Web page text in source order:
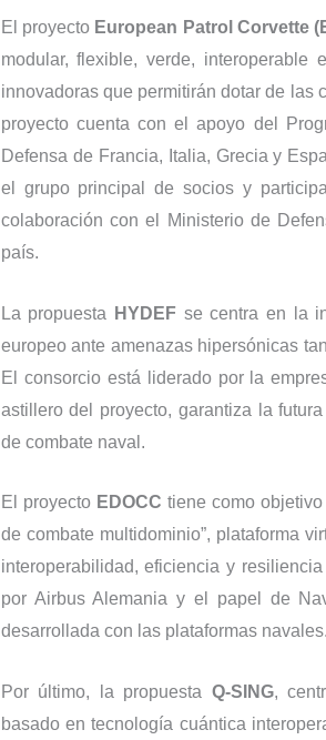
El proyecto European Patrol Corvette
modular, flexible, verde, interoperable
innovadoras que permitirán dotar de las
proyecto cuenta con el apoyo del
Defensa de Francia, Italia, Grecia y
el grupo principal de socios y
colaboración con el Ministerio de
país.
La propuesta HYDEF se centra en la
europeo ante amenazas hipersónicas
El consorcio está liderado por la
astillero del proyecto, garantiza la
de combate naval.
El proyecto EDOCC tiene como
de combate multidominio”, plataforma
interoperabilidad, eficiencia y
por Airbus Alemania y el papel de
desarrollada con las plataformas navales.
Por último, la propuesta Q-SING,
basado en tecnología cuántica